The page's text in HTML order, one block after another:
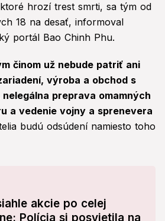
hrozí trest smrti, sa tým od
18 na desať, informoval
portál Bao Chinh Phu.
činom už nebude patriť ani
výroba a obchod s
preprava omamných
a vedenie vojny a sprenevera
budú odsúdení namiesto toho
akcie po celej
Polícia si posvietila na